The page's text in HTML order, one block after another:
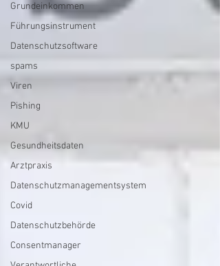
Grundeinkommen
Führungsinstrument
Datenschutzsoftware
spams
Viren
Pishing
KMU
Gesundheitsdaten
Arztpraxis
Datenschutzmanagementsystem
Covid
Datenschutzbehörde
Consentmanager